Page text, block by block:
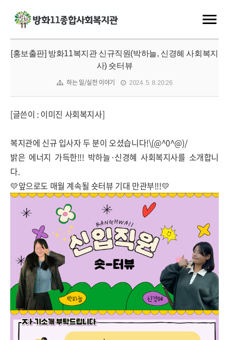
[홍보출판] 방화11복지관 신규직원(박하늘, 신경혜 사회복지
사) 숏터뷰
하는 일/실천 이야기 2024. 5. 8. 20:26
[글쓴이 : 이미진 사회복지사]
복지관에 신규 입사자 두 분이 오셨습니다!\(@^0^@)/
밝은 에너지 가득한!!! 박하늘·신경혜 사회복지사를 소개합니
다.
💛앞으로도 매월 계속될 숏터뷰 기대 만관부!!!💛